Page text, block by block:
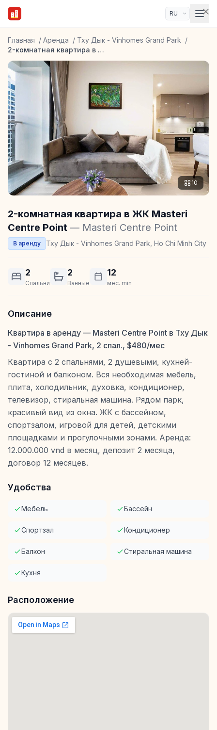
Главная / Аренда / Тху Дык - Vinhomes Grand Park /
2-комнатная квартира в ЖК Masteri Centre Point
10
2-комнатная квартира в ЖК Masteri
Centre Point — Masteri Centre Point
В аренду Тху Дык - Vinhomes Grand Park, Ho Chi Minh City
2
Спальни
2
Ванные
12
мес. min
Описание
Квартира в аренду — Masteri Centre Point в Тху Дык
- Vinhomes Grand Park, 2 спал., $480/мес
Квартира с 2 спальнями, 2 душевыми, кухней-
гостиной и балконом. Вся необходимая мебель,
плита, холодильник, духовка, кондиционер,
телевизор, стиральная машина. Рядом парк,
красивый вид из окна. ЖК с бассейном,
спортзалом, игровой для детей, детскими
площадками и прогулочными зонами. Аренда:
12.000.000 vnd в месяц, депозит 2 месяца,
договор 12 месяцев.
Удобства
Мебель Бассейн
Спортзал Кондиционер
Балкон Стиральная машина
Кухня
Расположение